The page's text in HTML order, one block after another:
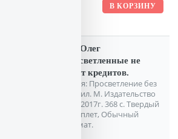
Гор Олег
Просветленные не
берут кредитов.
Серия: Просветление без
правил. М. Издательство
`Э`. 2017г. 368 с. Твердый
переплет, Обычный
формат.